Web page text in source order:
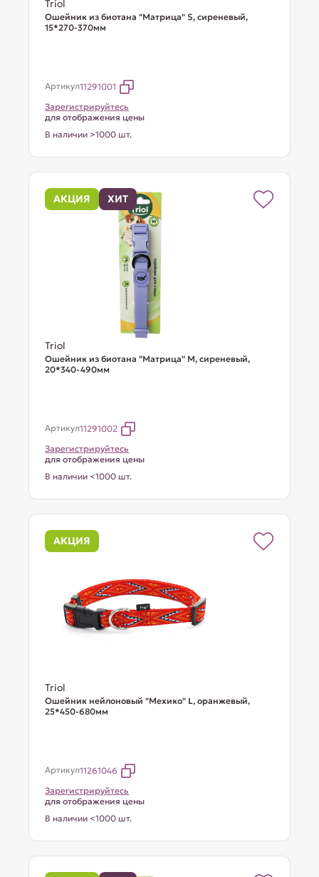
Triol
Ошейник из биотана "Матрица" S, сиреневый,
15*270-370мм
Артикул11291001
Зарегистрируйтесь
для отображения цены
В наличии >1000 шт.
АКЦИЯ ХИТ
Triol
Ошейник из биотана "Матрица" M, сиреневый,
20*340-490мм
Артикул11291002
Зарегистрируйтесь
для отображения цены
В наличии <1000 шт.
АКЦИЯ
Triol
Ошейник нейлоновый "Мехико" L, оранжевый,
25*450-680мм
Артикул11261046
Зарегистрируйтесь
для отображения цены
В наличии <1000 шт.